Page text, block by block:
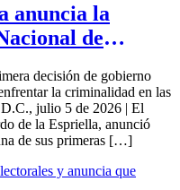
anuncia la
de
decisión de gobierno
la criminalidad en las
julio 5 de 2026 | El
de la Espriella, anunció
de sus primeras […]